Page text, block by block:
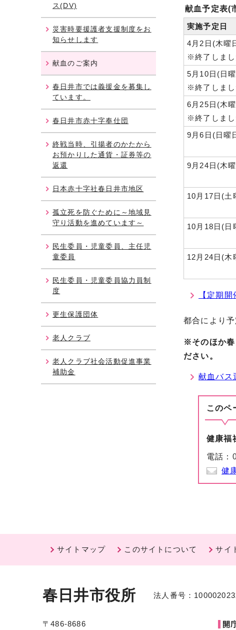
献血予定表(
実施予定日
4月2日(木曜
※終了しまし
5月10日(日
※終了しまし
6月25日(木
※終了しまし
9月6日(日曜
9月24日(木
10月17日(土
10月18日(日
12月24日(木
【定期
都合により
※そのほか春
ださい。
献血バス
このペ
健康福
電話：
健
ス(DV)
災害時要援護者支援制度をお
知らせします
献血のご案内
春日井市では義援金を募集し
ています。
春日井市赤十字奉仕団
終戦当時、引揚者のかたから
お預かりした通貨・証券等の
返還
日本赤十字社春日井市地区
孤立死を防ぐために～地域見
守り活動を進めています～
民生委員・児童委員、主任児
童委員
民生委員・児童委員協力員制
度
更生保護団体
老人クラブ
老人クラブ社会活動促進事業
補助金
サイトマップ このサイトについて サイ
春日井市役所 法人番号：
〒486-8686 開